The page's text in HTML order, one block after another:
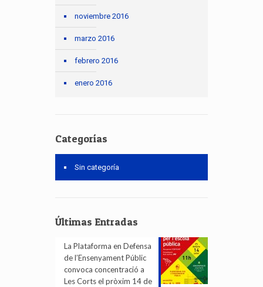
noviembre 2016
marzo 2016
febrero 2016
enero 2016
Categorías
Sin categoría
Últimas Entradas
La Plataforma en Defensa
de l’Ensenyament Públic
convoca concentració a
Les Corts el pròxim 14 de